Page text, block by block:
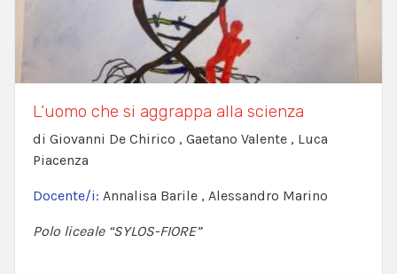
L’uomo che si aggrappa alla scienza
di Giovanni De Chirico , Gaetano Valente , Luca
Piacenza
Docente/i: Annalisa Barile , Alessandro Marino
Polo liceale “SYLOS-FIORE”